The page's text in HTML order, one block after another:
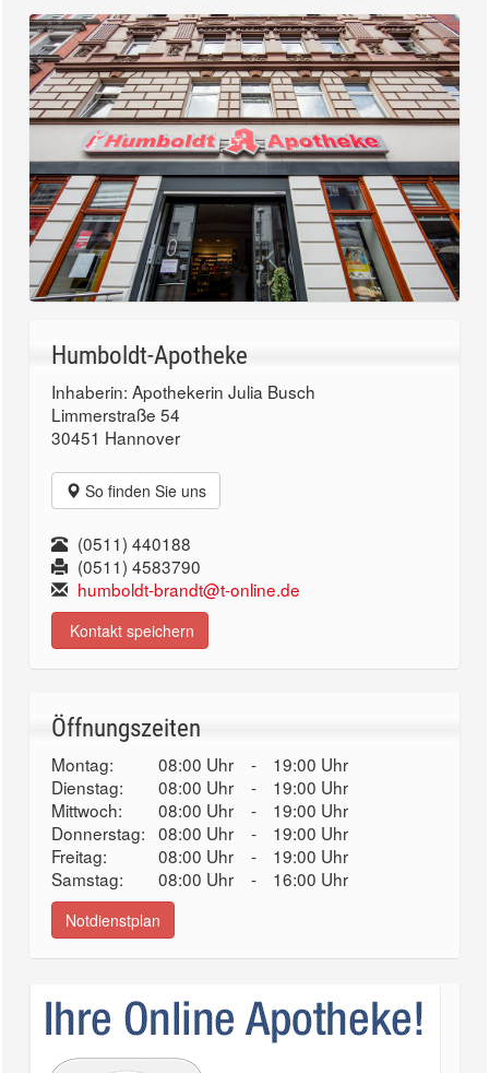
Humboldt-Apotheke
Inhaberin: Apothekerin Julia Busch
Limmerstraße 54
30451 Hannover
So finden Sie uns
(0511) 440188
(0511) 4583790
humboldt-brandt@t-online.de
Kontakt speichern
Öffnungszeiten
Montag: 08:00 Uhr -
19:00 Uhr
Dienstag:
08:00 Uhr -
19:00 Uhr
Mittwoch:
08:00 Uhr -
19:00 Uhr
Donnerstag: 08:00 Uhr -
19:00 Uhr
Freitag:
08:00 Uhr -
19:00 Uhr
Samstag:
08:00 Uhr - 16:00 Uhr
Notdienstplan